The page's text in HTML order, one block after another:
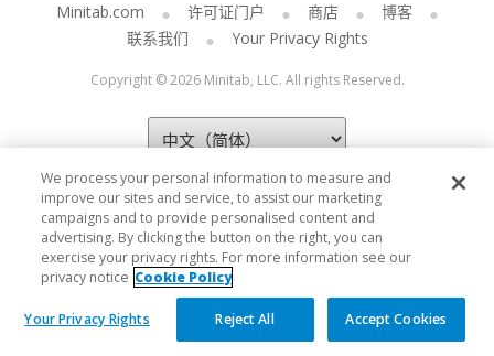
Minitab.com 许可证门户 商店
博客
联系我们
Your Privacy Rights
Copyright © 2026 Minitab, LLC. All rights Reserved.
We process your personal information to measure and
improve our sites and service, to assist our marketing
campaigns and to provide personalised content and
advertising. By clicking the button on the right, you can
exercise your privacy rights. For more information see our
privacy notice Cookie Policy
Your Privacy Rights Reject All Accept Cookies